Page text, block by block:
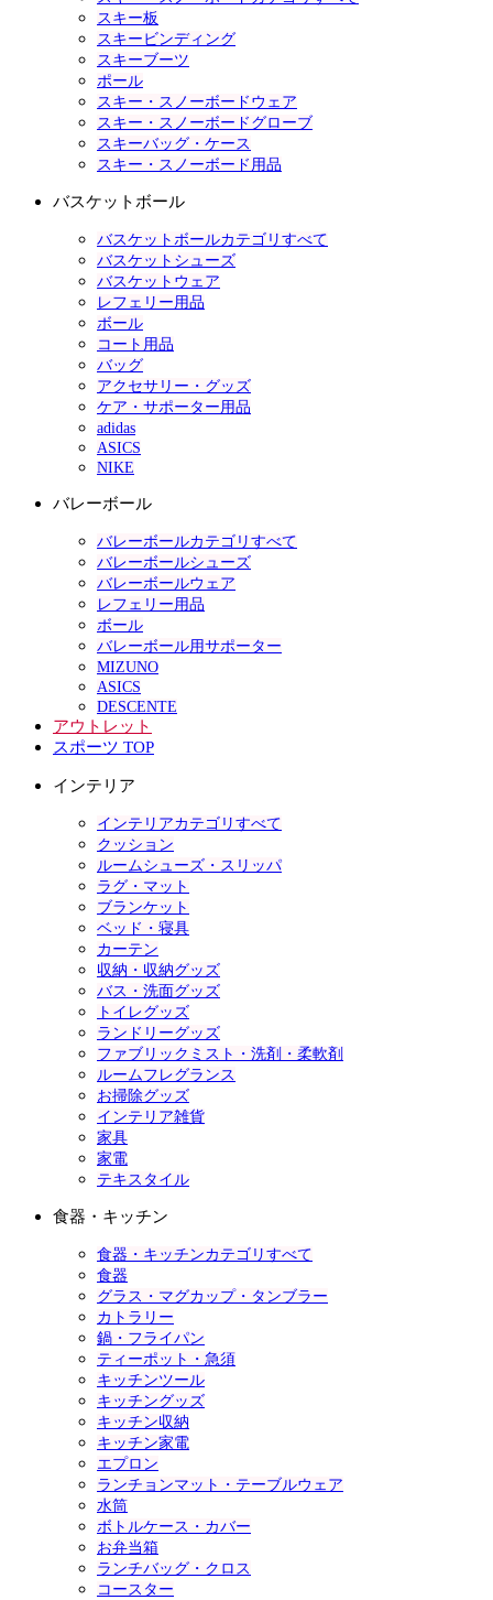
スキー板
スキービンディング
スキーブーツ
ポール
スキー・スノーボードウェア
スキー・スノーボードグローブ
スキーバッグ・ケース
スキー・スノーボード用品
バスケットボール
バスケットボールカテゴリすべて
バスケットシューズ
バスケットウェア
レフェリー用品
ボール
コート用品
バッグ
アクセサリー・グッズ
ケア・サポーター用品
adidas
ASICS
NIKE
バレーボール
バレーボールカテゴリすべて
バレーボールシューズ
バレーボールウェア
レフェリー用品
ボール
バレーボール用サポーター
MIZUNO
ASICS
DESCENTE
アウトレット
スポーツ TOP
インテリア
インテリアカテゴリすべて
クッション
ルームシューズ・スリッパ
ラグ・マット
ブランケット
ベッド・寝具
カーテン
収納・収納グッズ
バス・洗面グッズ
トイレグッズ
ランドリーグッズ
ファブリックミスト・洗剤・柔軟剤
ルームフレグランス
お掃除グッズ
インテリア雑貨
家具
家電
テキスタイル
食器・キッチン
食器・キッチンカテゴリすべて
食器
グラス・マグカップ・タンブラー
カトラリー
鍋・フライパン
ティーポット・急須
キッチンツール
キッチングッズ
キッチン収納
キッチン家電
エプロン
ランチョンマット・テーブルウェア
水筒
ボトルケース・カバー
お弁当箱
ランチバッグ・クロス
コースター